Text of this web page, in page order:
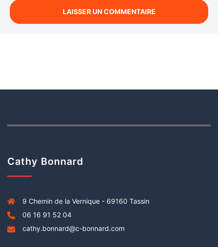
Cathy Bonnard
9 Chemin de la Vernique - 69160 Tassin
06 16 91 52 04
cathy.bonnard@c-bonnard.com